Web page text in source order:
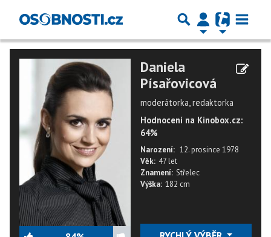
Daniela
Písařovicová
moderátorka, redaktorka
Hodnocení na Kinobox.cz:
64%
Narození: 12. prosince 1978
Věk: 47 let
Znamení: Střelec
Výška: 182 cm